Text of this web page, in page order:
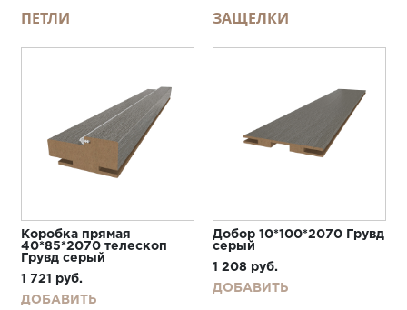
ПЕТЛИ ЗАЩЕЛКИ
Коробка прямая
40*85*2070 телескоп
Грувд серый
1 721
руб.
ДОБАВИТЬ
Добор 10*100*2070 Грувд
серый
1 208 руб.
ДОБАВИТЬ